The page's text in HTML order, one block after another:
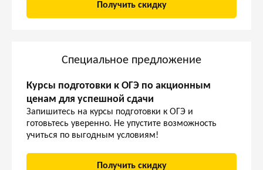
Получить скидку
Специальное предложение
Курсы подготовки к ОГЭ по акционным
ценам для успешной сдачи
Запишитесь на курсы подготовки к ОГЭ и
готовьтесь уверенно. Не упустите возможность
учиться по выгодным условиям!
Получить скидку